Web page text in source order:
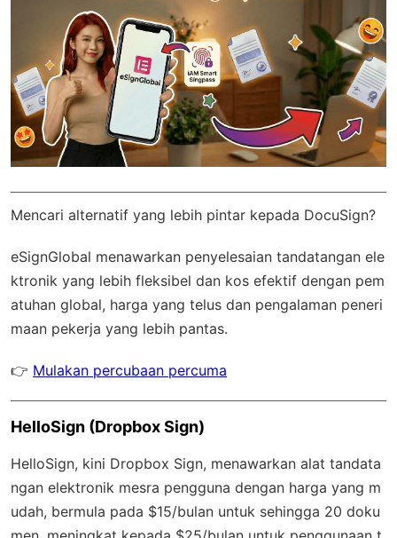
Mencari alternatif yang lebih pintar kepada DocuSign?
eSignGlobal menawarkan penyelesaian tandatangan ele
ktronik yang lebih fleksibel dan kos efektif dengan pem
atuhan global, harga yang telus dan pengalaman peneri
maan pekerja yang lebih pantas.
👉 Mulakan percubaan percuma
HelloSign (Dropbox Sign)
HelloSign, kini Dropbox Sign, menawarkan alat tandata
ngan elektronik mesra pengguna dengan harga yang m
udah, bermula pada $15/bulan untuk sehingga 20 doku